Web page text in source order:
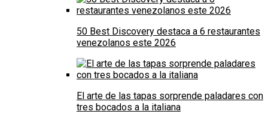
50 Best Discovery destaca a 6 restaurantes
venezolanos este 2026
El arte de las tapas sorprende paladares con
tres bocados a la italiana